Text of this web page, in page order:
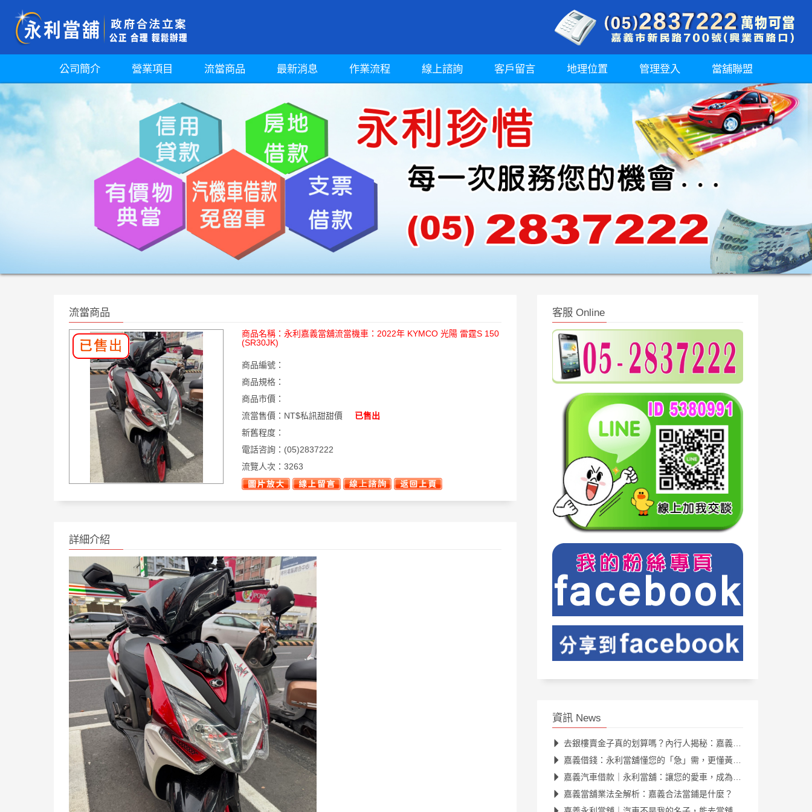
公司簡介 營業項目 流當商品 最新消息 作業流程 線上諮詢 客戶留言 地理位置 管理登入 當舖聯盟
流當商品
商品名稱：永利嘉義當舖流當機車：2022年 KYMCO 光陽 雷霆S 150
(SR30JK)
商品編號：
商品規格：
商品市價：
流當售價： NT$私訊甜甜價
已售出
新舊程度：
電話咨詢： (05)2837222
流覽人次：3263
詳細介紹
客服 Online
資訊 News
去銀樓賣金子真的划算嗎？內行人揭秘：嘉義黃金典當的隱藏優勢
嘉義借錢：永利當舖懂您的「急」需，更懂黃金、汽機車的真正價值
嘉義汽車借款｜永利當舖：讓您的愛車，成為您資金周轉的最佳夥伴
嘉義當舖業法全解析：嘉義合法當鋪是什麼？